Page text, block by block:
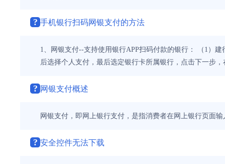
? 手机银行扫码网银支付的方法
1、网银支付--支持使用银行APP扫码付款的银行： （1）
后选择个人支付，最后选定银行卡所属银行，点击下一步
? 网银支付概述
网银支付，即网上银行支付，是指消费者在网上银行页面
? 安全控件无法下载